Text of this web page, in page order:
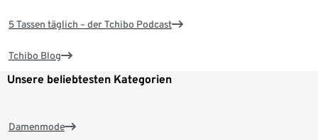
5 Tassen täglich – der Tchibo Podcast
Tchibo Blog
Unsere beliebtesten Kategorien
Damenmode